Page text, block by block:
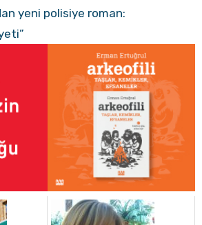
yeni polisiye roman: